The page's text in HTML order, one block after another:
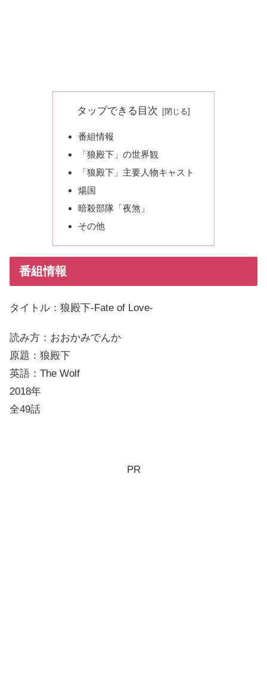
タップできる目次
番組情報
「狼殿下」の世界観
「狼殿下」主要人物キャスト
煬国
暗殺部隊「夜煞」
その他
番組情報
タイトル：狼殿下-Fate of Love-
読み方：おおかみでんか
原題：狼殿下
英語：The Wolf
2018年
全49話
PR